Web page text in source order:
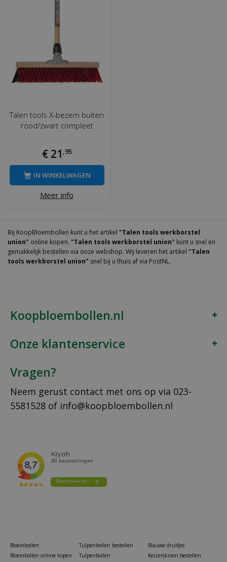
Talen tools X-bezem buiten
rood/zwart compleet
€ 21 ,95
Meer info
IN WINKELWAGEN
Bij KoopBloembollen kunt u het artikel "Talen tools werkborstel
union" online kopen. "Talen tools werkborstel union" kunt u snel en
gemakkelijk bestellen via onze webshop. Wij leveren het artikel "Talen
tools werkborstel union" snel bij u thuis af via PostNL.
Koopbloembollen.nl
Onze klantenservice
Vragen?
Neem gerust contact met ons op via 023-
5581528 of info@koopbloembollen.nl
Bloembollen
Bloembollen online kopen
Tulpenbollen bestellen
Tulpenbollen
Blauwe druifjes
Keizerskroon bestellen